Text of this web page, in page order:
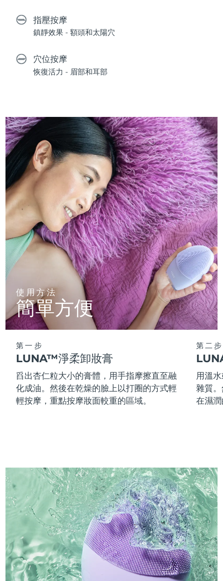
指壓按摩
鎮靜效果 - 額頭和太陽穴
穴位按摩
恢復活力 - 眉部和耳部
使用方法
簡單方便
第一步
LUNA™淨柔卸妝膏
舀出杏仁粒大小的膏體，用手指摩擦直至融
化成油。然後在乾燥的臉上以打圈的方式輕
輕按摩，重點按摩妝面較重的區域。
第二步
用溫
雜質
在濕